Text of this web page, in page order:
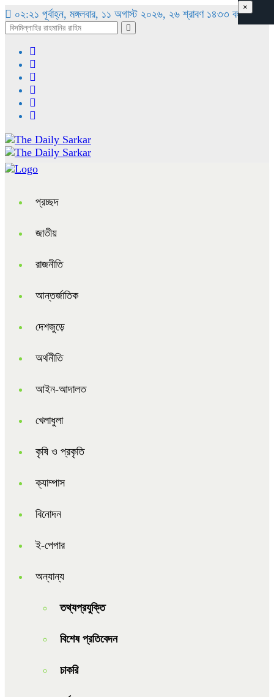
০২:২১ পূর্বাহ্ন, মঙ্গলবার, ১১ অগাস্ট ২০২৬, ২৬ শ্রাবণ ১৪৩৩ বঙ্গাব্দ
প্রচ্ছদ
জাতীয়
রাজনীতি
আন্তর্জাতিক
দেশজুড়ে
অর্থনীতি
আইন-আদালত
খেলাধুলা
কৃষি ও প্রকৃতি
ক্যাম্পাস
বিনোদন
ই-পেপার
অন্যান্য
তথ্যপ্রযুক্তি
বিশেষ প্রতিবেদন
চাকরি
×